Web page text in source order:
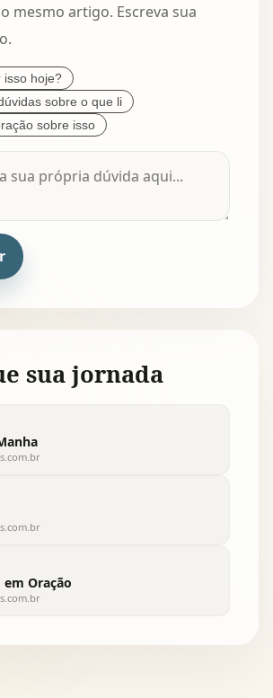
mesmo artigo. Escreva sua
isso hoje?
sobre o que li
sobre isso
sua jornada
Oração